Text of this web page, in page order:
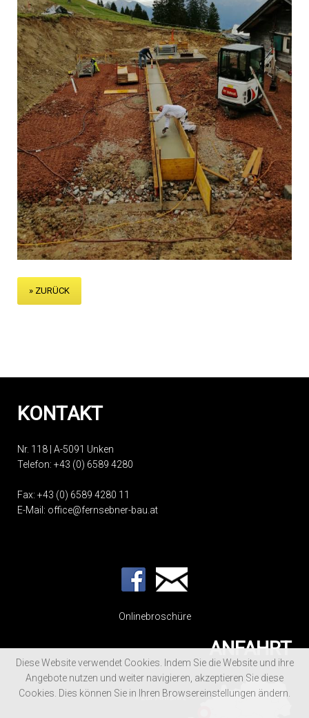
» ZURÜCK
KONTAKT
Nr. 118 | A-5091 Unken
Telefon: +43 (0) 6589 4280
Fax: +43 (0) 6589 4280 11
E-Mail: office@fernsebner-bau.at
Onlinebroschüre
ANFAHRT
Diese Website verwendet Cookies. Indem Sie die Website und ihre
Angebote nutzen und weiter navigieren, akzeptieren Sie diese
Cookies. Dies können Sie in Ihren Browsereinstellungen ändern.